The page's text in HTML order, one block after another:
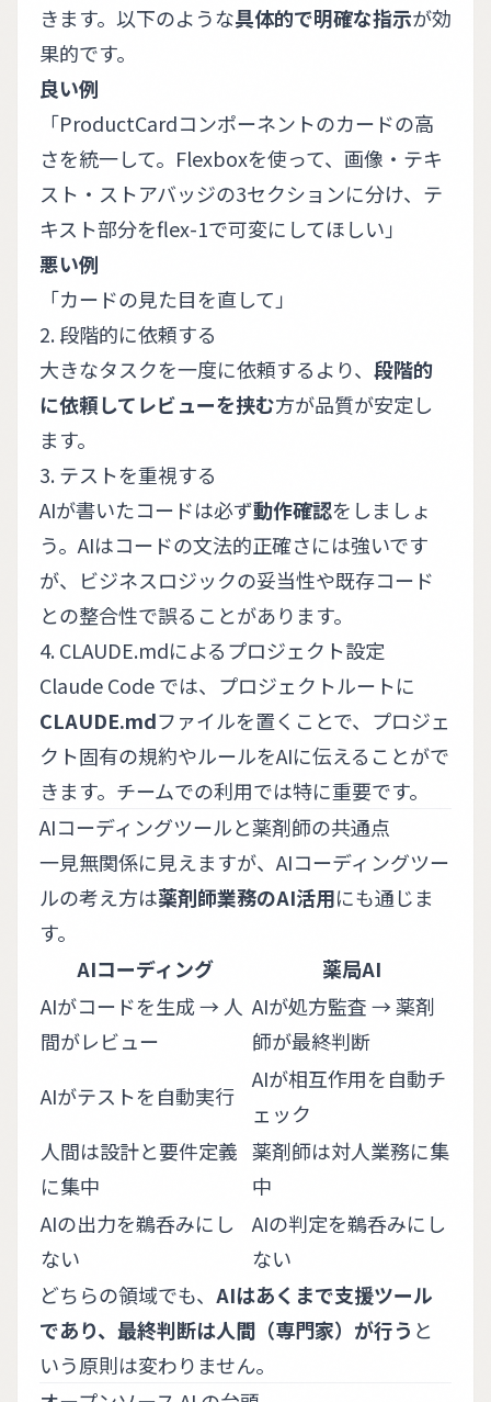
きます。以下のような具体的で明確な指示が効
果的です。
良い例
「ProductCardコンポーネントのカードの高
さを統一して。Flexboxを使って、画像・テキ
スト・ストアバッジの3セクションに分け、テ
キスト部分をflex-1で可変にしてほしい」
悪い例
「カードの見た目を直して」
2. 段階的に依頼する
大きなタスクを一度に依頼するより、 段階的
に依頼してレビューを挟む方が品質が安定し
ます。
3. テストを重視する
AIが書いたコードは必ず動作確認をしましょ
う。AIはコードの文法的正確さには強いです
が、ビジネスロジックの妥当性や既存コード
との整合性で誤ることがあります。
4. CLAUDE.mdによるプロジェクト設定
Claude Code では、プロジェクトルートに
CLAUDE.mdファイルを置くことで、プロジェ
クト固有の規約やルールをAIに伝えることがで
きます。チームでの利用では特に重要です。
AIコーディングツールと薬剤師の共通点
一見無関係に見えますが、AIコーディングツー
ルの考え方は薬剤師業務のAI活用にも通じま
す。
AIコーディング
薬局AI
AIがコードを生成 → 人
間がレビュー
AIが処方監査 → 薬剤
師が最終判断
AIがテストを自動実行
AIが相互作用を自動チ
ェック
人間は設計と要件定義
に集中
薬剤師は対人業務に集
中
AIの出力を鵜呑みにし
ない
AIの判定を鵜呑みにし
ない
どちらの領域でも、 AIはあくまで支援ツール
であり、最終判断は人間（専門家）が行う と
いう原則は変わりません。